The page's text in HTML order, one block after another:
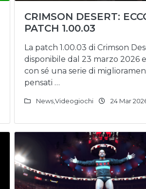
CRIMSON DESERT:
PATCH 1.00.03
La patch 1.00.03 di Crimson
disponibile dal 23 marzo 2026
con sé una serie di
pensati …
NewsVideogiochi 24 Mar